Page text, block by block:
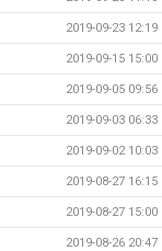
2019-09-23 12:19
2019-09-15 15:00
2019-09-05 09:56
2019-09-03 06:33
2019-09-02 10:03
2019-08-27 16:15
2019-08-27 15:00
2019-08-26 20:47